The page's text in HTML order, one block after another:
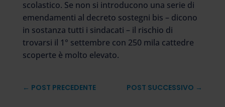
scolastico. Se non si introducono una serie di
emendamenti al decreto sostegni bis – dicono
in sostanza tutti i sindacati – il rischio di
trovarsi il 1° settembre con 250 mila cattedre
scoperte è molto elevato.
← POST PRECEDENTE POST SUCCESSIVO →